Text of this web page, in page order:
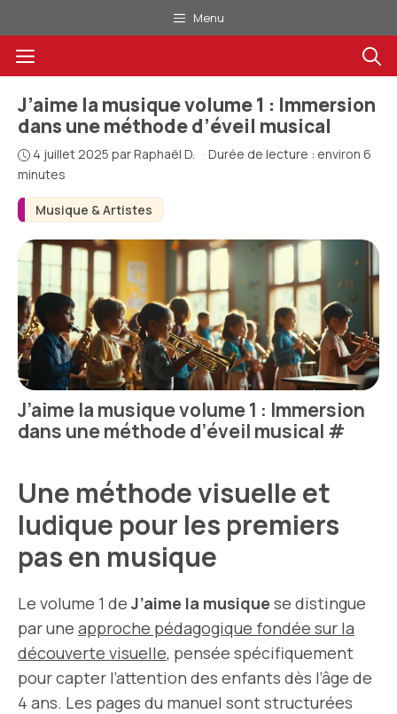
au
contenu
Menu
Menu
Musique & Artistes
J’aime la musique volume 1 : Immersion
dans une méthode d’éveil musical
4 juillet 2025 parRaphaël D. · Durée de lecture : environ 6
minutes
J’aime la musique volume 1 : Immersion
dans une méthode d’éveil musical #
Une méthode visuelle et
ludique pour les premiers
pas en musique
Le volume 1 deJ’aime la musique se distingue
par une approche pédagogique fondée sur la
découverte visuelle, pensée spécifiquement
pour capter l’attention des enfants dès l’âge de
4 ans. Les pages du manuel sont structurées